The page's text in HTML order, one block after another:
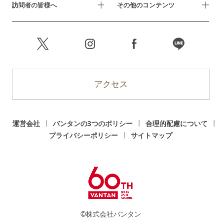
訪問者の皆様へ その他のコンテンツ
アクセス
運営会社 バンタンの3つのポリシー
合理的配慮について
プライバシーポリシー
サイトマップ
©株式会社バンタン